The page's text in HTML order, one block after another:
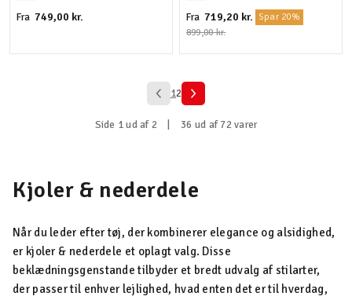
Fra 749,00 kr. Fra 719,20 kr. Spar 20%
899,00 kr.
12
Side 1 ud af 2 36 ud af 72 varer
Kjoler & nederdele
Når du leder efter tøj, der kombinerer elegance og alsidighed,
er kjoler & nederdele et oplagt valg. Disse
beklædningsgenstande tilbyder et bredt udvalg af stilarter,
der passer til enhver lejlighed, hvad enten det er til hverdag,